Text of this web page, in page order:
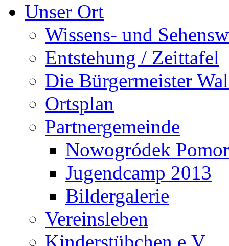
Unser Ort
Wissens- und
Entstehung / Zeittafel
Die Bürgermeister
Ortsplan
Partnergemeinde
Nowogródek
Jugendcamp 2013
Bildergalerie
Vereinsleben